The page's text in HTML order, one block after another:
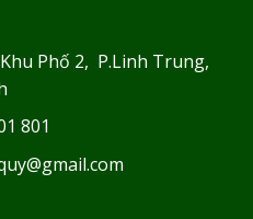
Phố 2, P.Linh Trung,
801